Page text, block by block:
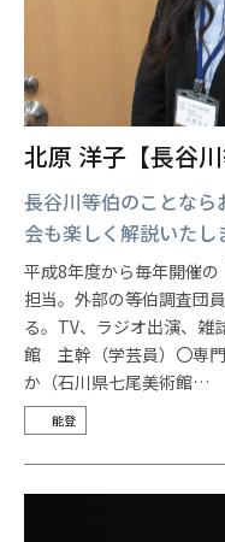
北原 洋子【長谷川
長谷川等伯のことな
会も楽しく解説いたし
平成8年度から毎年開催
担当。外部の等伯調査団
る。TV、ラジオ出演、雑
館 主幹（学芸員）〇専
か（石川県七尾美術館…
能登